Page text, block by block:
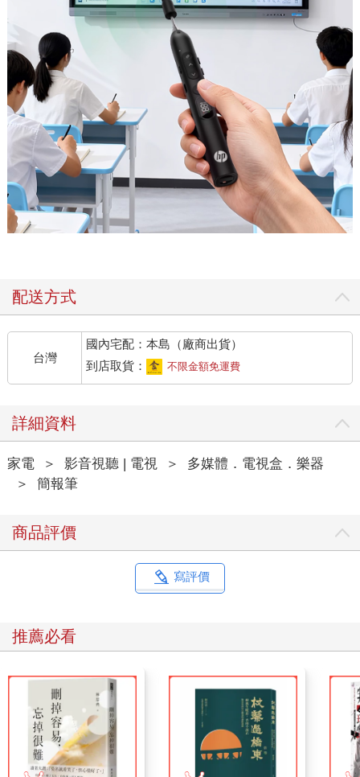
配送方式
台灣
國內宅配：本島（廠商出貨）
到店取貨：
不限金額免運費
詳細資料
家電 ＞ 影音視聽 | 電視 ＞
多媒體．電視盒．樂器
＞
簡報筆
商品評價
寫評價
推薦必看